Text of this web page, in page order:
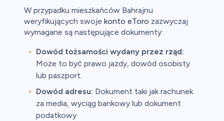
W przypadku mieszkańców Bahrajnu
weryfikujących swoje konto eToro zazwyczaj
wymagane są następujące dokumenty:
Dowód tożsamości wydany przez rząd:
Może to być prawo jazdy, dowód osobisty
lub paszport.
Dowód adresu: Dokument taki jak rachunek
za media, wyciąg bankowy lub dokument
podatkowy.